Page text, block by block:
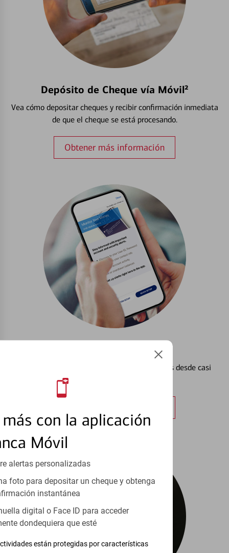
con la aplicación
Móvil
alertas personalizadas
foto para depositar un cheque y obtenga
instantánea
digital o Face ID para acceder
dondequiera que esté
están protegidas por características
Depósito de Cheque vía Móvil²
Vea cómo depositar cheques y recibir confirmación inmediata
de que el cheque se está procesando.
Obtener más información
Configurar Alertas³
Vea cómo mantener el control de sus finanzas desde casi